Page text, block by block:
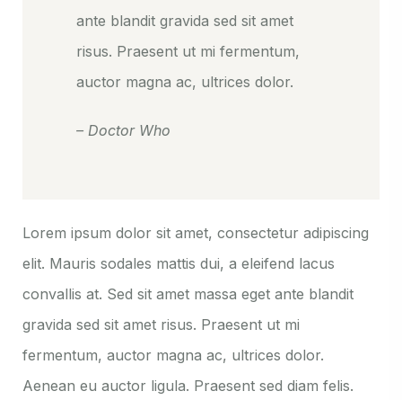
ante blandit gravida sed sit amet
risus. Praesent ut mi fermentum,
auctor magna ac, ultrices dolor.
– Doctor Who
Lorem ipsum dolor sit amet, consectetur adipiscing
elit. Mauris sodales mattis dui, a eleifend lacus
convallis at. Sed sit amet massa eget ante blandit
gravida sed sit amet risus. Praesent ut mi
fermentum, auctor magna ac, ultrices dolor.
Aenean eu auctor ligula. Praesent sed diam felis.